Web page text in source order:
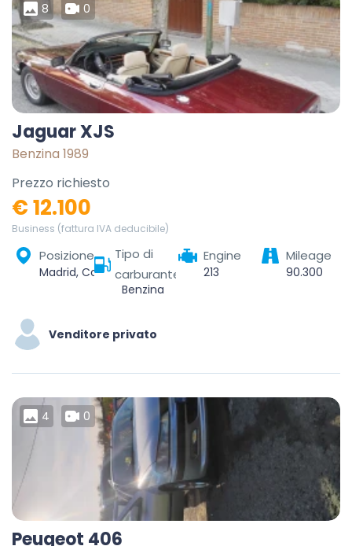
8 0
Jaguar XJS
Benzina 1989
Prezzo richiesto
€ 12.100
Business (fattura IVA deducibile)
Posizione
Madrid, Community of Madrid, Spain
Tipo di
carburante
Benzina
Engine
213
Mileage
90.300
Venditore privato
4 0
Peugeot 406